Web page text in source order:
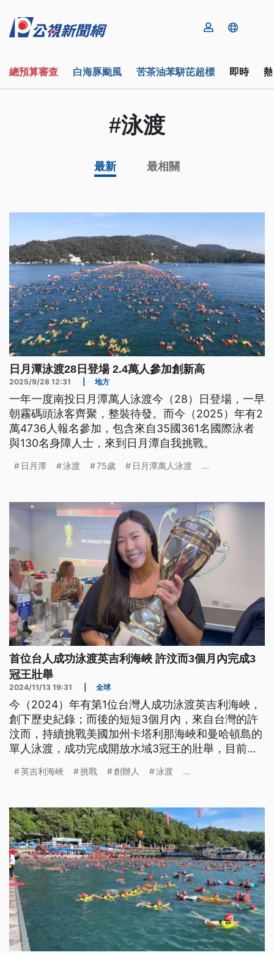
總預算審查 白海豚颱風 苦茶油苯駢芘超標 即時
#泳渡
最新 最相關
日月潭泳渡28日登場 2.4萬人參加創新高
2025/9/28 12:31 地方
一年一度南投日月潭萬人泳渡今（28）日登場，一早
朝霧碼頭泳客齊聚，整裝待發。而今（2025）年有2
萬4736人報名參加，包含來自35國361名國際泳者
與130名身障人士，來到日月潭自我挑戰。
日月潭 泳渡 75歲 日月潭萬人泳渡 ...
首位台人成功泳渡英吉利海峽 許汶而3個月內完成3
冠王壯舉
2024/11/13 19:31 全球
今（2024）年有第1位台灣人成功泳渡英吉利海峽，
創下歷史紀錄；而後的短短3個月內，來自台灣的許
汶而，持續挑戰美國加州卡塔利那海峽和曼哈頓島的
單人泳渡，成功完成開放水域3冠王的壯舉，目前全
汶而，談她的初衷與這趟旅程的最終目標。
英吉利海峽 挑戰 創辦人 泳渡 ...